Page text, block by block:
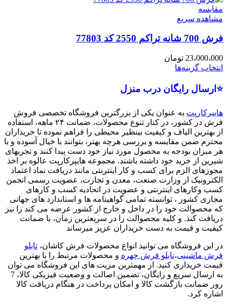
مقایسه
مشاهده سریع
فرش 700 شانه تراکم 2550 کد 77803
23،000،000 تومان
انتخاب گزینه‌ها
⭐ارسال رایگان درب منزل
هایپرکارپت به عنوان یکی از بزرگترین فروشگاه تخصصی فروش
فرش در کشور، در کنار تنوع محصولات، ضمانت ۲۴ ماهه، استفاده
از بهترین الیاف و کیفیت بینظیر محیطی را فراهم نموده تا خریداران
محترم ضمن مقایسه و بررسی هرچه بهتر، بتوانند با خیال آسوده و با
هر میزان بودجه به محصول مورد نیاز خود دست پیدا کنند و تجربهای
شیرین از خرید خود داشته باشند. مجموعه هایپرکارپت عالوه بر اخذ
مجوزهای الزم برای کسب و کار اینترنتی مانند دریافت نماد اعتماد
الکترونیک از وزارت صنعت، معدن و تجارت، عضویت رسمی انجمن
کسب وکارهای اینترنتی و عضویت در اتحادیه کسب و کارهای
مجازی کشور ، توانسته تمامی گواهینامه ها و استاندارد های جهانی
که محصوالت خود را در داخل و خارج از کشور عرضه می کند را نیز
دریافت کند. و کلیه محصوالت را در سریعترین زمان، با ضمانت
کیفیت و قیمت به دست خریداران عزیز میرساند
در این فروشگاه می توانید انواع محصولات فرش کاشان، تابلو
فرش ماشینی،تابلو فرش چهره و محصولات مرتبط را با بهترین
قیمت خریداری کنید. از مهمترین مزیت های این فروشگاه می توان
به ارسال سریع و رایگان، تضمین اصالت و وضعیت فیزیکی کالا، 7
روز ضمانت بازگشت کالا و امکان پرداخت در هنگام دریافت کالا
اشاره کرد.